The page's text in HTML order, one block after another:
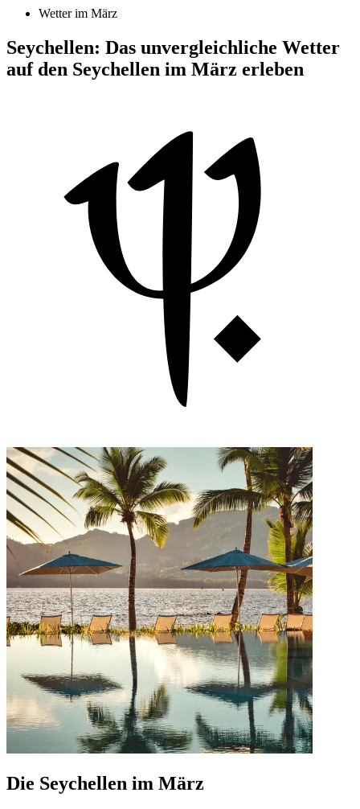
Wetter im März
Seychellen: Das unvergleichliche Wetter
auf den Seychellen im März erleben
Die Seychellen im März